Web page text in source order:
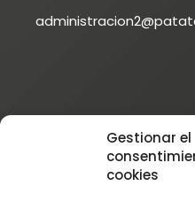
Gestionar el
cookies
Instagram
@patatascatalan
Facebook